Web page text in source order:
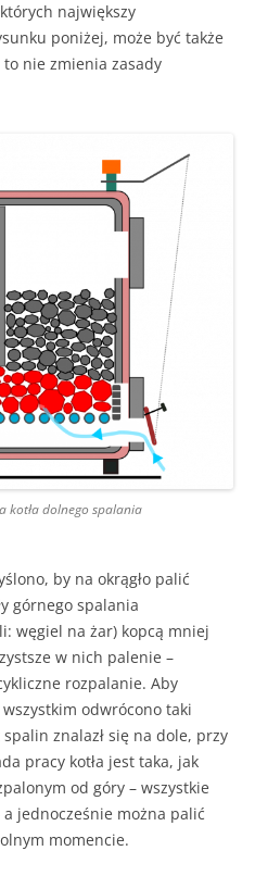
największy
poniżej, może być także
nie zmienia zasady
kotła dolnego spalania
by na okrągło palić
górnego spalania
węgiel na żar) kopcą mniej
w nich palenie –
rozpalanie. Aby
odwrócono taki
znalazł się na dole, przy
pracy kotła jest taka, jak
od góry – wszystkie
jednocześnie można palić
momencie.